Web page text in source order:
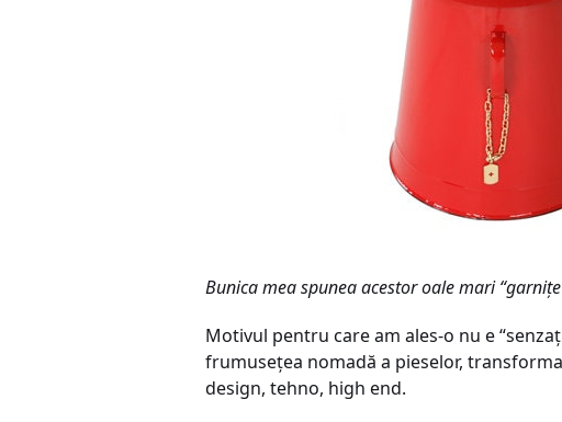
Bunica mea spunea acestor oale mari
Motivul pentru care am ales-o nu e
frumuseţea nomadă a pieselor,
design, tehno, high end.